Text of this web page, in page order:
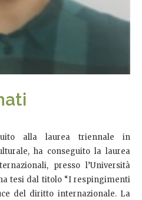
alla laurea triennale in
ha conseguito la laurea
presso l’Università
tesi dal titolo “I respingimenti
del diritto internazionale. La